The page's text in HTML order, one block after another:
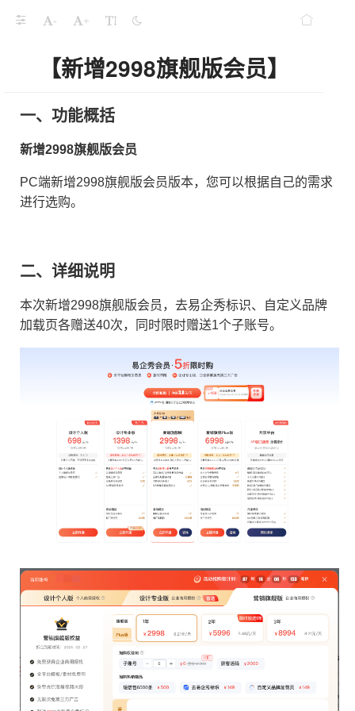
排序题
协作、新版发布页
增参考案例
公众号功能
载页组合包、旗舰版会员可绑定5个公众号
增千人千面功能
组件
计、打赏与在线收款额度调整
功能
一镜到底预览优化
- +
【新增2998旗舰版会员】
一、功能概括
新增2998旗舰版会员
PC端新增2998旗舰版会员版本，您可以根据自己的需求
进行选购。
二、详细说明
本次新增2998旗舰版会员，去易企秀标识、自定义品牌
加载页各赠送40次，同时限时赠送1个子账号。